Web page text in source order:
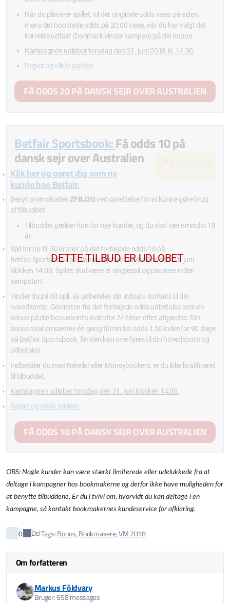
Når du placerer spillet, vil det originale odds vises på siden,
mens det boostede odds på 20,00 vises, når du har valgt det
korrekte udfald (Danmark vinder kampen) på din kupon.
Kampagnen udløber torsdag den 21. juni 2018 kl. 14.00.
Regler og vilkår gælder.
FÅ ODDS 20 PÅ DANSK SEJR OVER AUSTRALIEN
Betfair Sportsbook:Få odds 10 på
dansk sejr over Australien
Klik her og opret dig som ny
kunde hos Betfair.
Benyt promokodenZFBJ2Qved oprettelse for at kunne gøre brug
af tilbuddet.
Tilbuddet gælder kun for nye kunder, og du skal være mindst 18
år.
Spil for op til 50 kroner på det forhøjede odds 10 på
Betfair Sportsbook på, dansk sejr over Australien den 21. juni
klokken 14:00. Spillet skal være et singlespil og placeres inden
kampstart.
Vinder du på dit spil, så udbetales din indsats kontant til din
hovedkonto. Gevinsten fra det forhøjede odds udbetales som en
bonus på din bonuskonto indenfor 24 timer efter afgørelse. Din
bonus skal omsættes én gang til mindst odds 1,50 indenfor 90 dage
på Betfair Sportsbook, før den kan overføres til din hovedkonto og
udbetales.
Indbetaler du med Neteller eller Moneybookers, er du ikke kvalificeret
til tilbuddet.
Kampagnen udløber torsdag den 21. juni klokken 14:00.
Regler og vilkår gælder.
FÅ ODDS 10 PÅ DANSK SEJR OVER AUSTRALIEN
OBS: Nogle kunder kan være stærkt limiterede eller udelukkede fra at
deltage i kampagner hos bookmakerne og derfor ikke have muligheden for
at benytte tilbuddene. Er du i tvivl om, hvorvidt du kan deltage i en
kampagne, så kontakt bookmakernes kundeservice for afklaring.
0 DelTags:Bonus,Bookmakere,VM 2018
Om forfatteren
Markus Földvary
Bruger: 658 messages